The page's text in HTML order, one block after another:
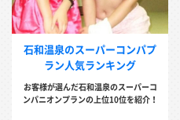
石和温泉のスーパーコンパプ
ラン人気ランキング
お客様が選んだ石和温泉のスーパーコ
ンパニオンプランの上位10位を紹介！